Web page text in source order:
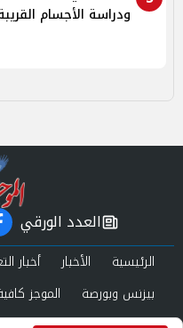
ودراسة الأجسام
العدد الورقي
الرئيسية الأخبار أخبار
بيزنس وبورصة
الموجز